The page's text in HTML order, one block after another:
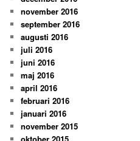
november 2016
september 2016
augusti 2016
juli 2016
juni 2016
maj 2016
april 2016
februari 2016
januari 2016
november 2015